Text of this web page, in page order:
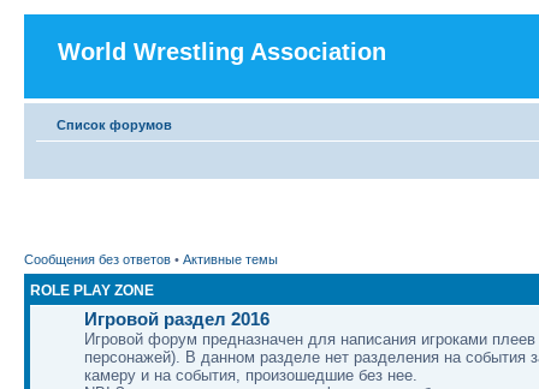
World Wrestling Association
Список форумов
Сообщения без ответов • Активные темы
ROLE PLAY ZONE
Игровой раздел 2016
Игровой форум предназначен для написания игроками плеев
персонажей). В данном разделе нет разделения на события
камеру и на события, произошедшие без нее.